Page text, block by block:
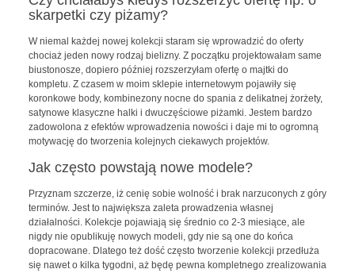
skarpetki czy piżamy?
W niemal każdej nowej kolekcji staram się wprowadzić do oferty
chociaż jeden nowy rodzaj bielizny. Z początku projektowałam same
biustonosze, dopiero później rozszerzyłam ofertę o majtki do
kompletu. Z czasem w moim sklepie internetowym pojawiły się
koronkowe body, kombinezony nocne do spania z delikatnej żorżety,
satynowe klasyczne halki i dwuczęściowe piżamki. Jestem bardzo
zadowolona z efektów wprowadzenia nowości i daje mi to ogromną
motywację do tworzenia kolejnych ciekawych projektów.
Jak często powstają nowe modele?
Przyznam szczerze, iż cenię sobie wolność i brak narzuconych z góry
terminów. Jest to największa zaleta prowadzenia własnej
działalności. Kolekcje pojawiają się średnio co 2-3 miesiące, ale
nigdy nie opublikuję nowych modeli, gdy nie są one do końca
dopracowane. Dlatego też dość często tworzenie kolekcji przedłuża
się nawet o kilka tygodni, aż będę pewna kompletnego zrealizowania